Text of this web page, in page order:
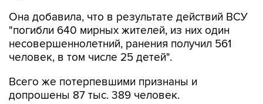
Она добавила, что в результате действий ВСУ
"погибли 640 мирных жителей, из них один
несовершеннолетний, ранения получил 561
человек, в том числе 25 детей".
Всего же потерпевшими признаны и
допрошены 87 тыс. 389 человек.